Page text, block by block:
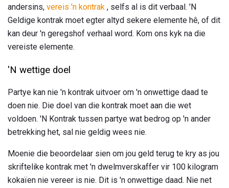
andersins, vereis 'n kontrak , selfs al is dit verbaal. 'N
Geldige kontrak moet egter altyd sekere elemente hê, of dit
kan deur 'n geregshof verhaal word. Kom ons kyk na die
vereiste elemente.
'N wettige doel
Partye kan nie 'n kontrak uitvoer om 'n onwettige daad te
doen nie. Die doel van die kontrak moet aan die wet
voldoen. 'N Kontrak tussen partye wat bedrog op 'n ander
betrekking het, sal nie geldig wees nie.
Moenie die beoordelaar sien om jou geld terug te kry as jou
skriftelike kontrak met 'n dwelmverskaffer vir 100 kilogram
kokaïen nie vereer is nie. Dit is 'n onwettige daad. Nie net